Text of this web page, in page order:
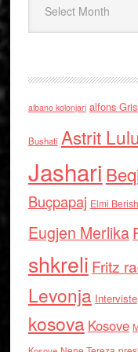
albano kolonjari alfons
Bushati Astrit
Jashari
Buçpapaj Elmi
Eugjen Merlika
shkreli Fritz
Levonja Interviste
kosova Kosove